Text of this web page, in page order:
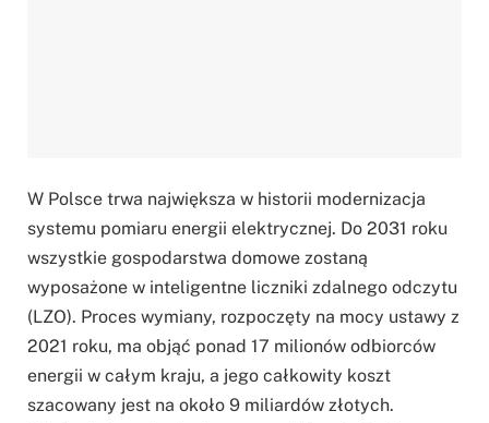
W Polsce trwa największa w historii modernizacja
systemu pomiaru energii elektrycznej. Do 2031 roku
wszystkie gospodarstwa domowe zostaną
wyposażone w inteligentne liczniki zdalnego odczytu
(LZO). Proces wymiany, rozpoczęty na mocy ustawy z
2021 roku, ma objąć ponad 17 milionów odbiorców
energii w całym kraju, a jego całkowity koszt
szacowany jest na około 9 miliardów złotych.